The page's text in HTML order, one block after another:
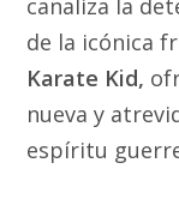
canaliza la
de la icónica
Karate Kid,
nueva y
espíritu